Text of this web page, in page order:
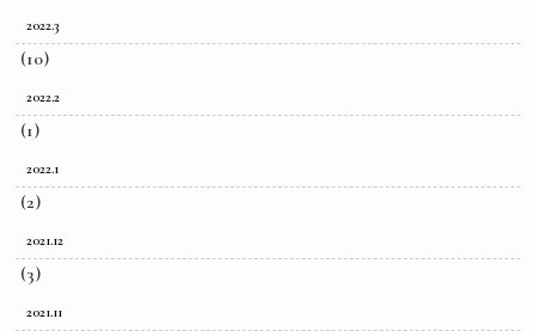
2022.3
(10)
2022.2
(1)
2022.1
(2)
2021.12
(3)
2021.11